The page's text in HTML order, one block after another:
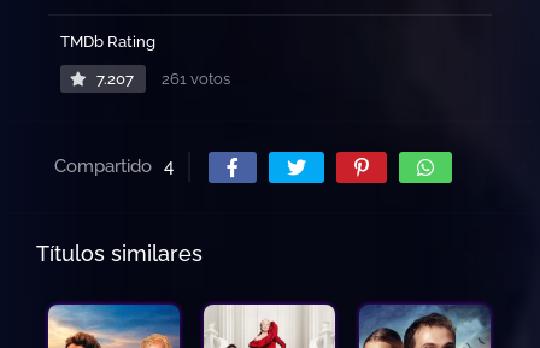
TMDb Rating
7.207 261 votos
Compartido 4
Títulos similares